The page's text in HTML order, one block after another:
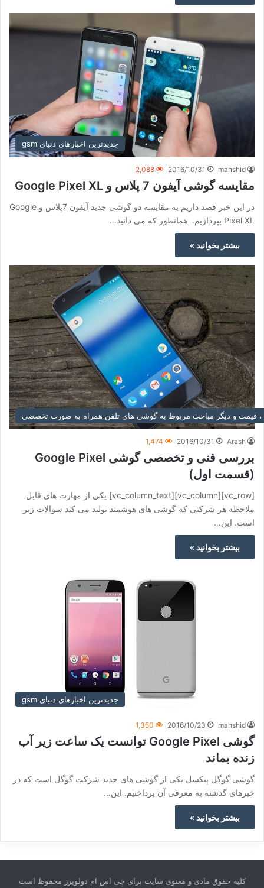
جدیدترین اخبارهای دنیای gsm
mahshid
2016/10/31
2,088
مقایسه گوشی آیفون 7 پلاس و Google Pixel XL
در این خبر قصد داریم به مقایسه دو گوشی جدید آیفون 7پلاس و Google
Pixel XL بپردازیم. همانطور که می دانید…
بیشتر بخوانید »
قیمت و دیگر مباحث مربوط به گوشی های تلفن همراه به صورت تخصصی
Arash
2016/10/31
1,474
بررسی فنی و تخصصی گوشی Google Pixel
(قسمت اول)
[vc_row][vc_column][vc_column_text] یکی از مهارت های قابل
ملاحظه هر شرکتی که گوشی های هوشمند تولید می کند سوالات زیر
است. این…
بیشتر بخوانید »
جدیدترین اخبارهای دنیای gsm
mahshid
2016/10/23
1,350
گوشی Google Pixel توانست یک ساعت زیر آب
زنده بماند
گوشی گوگل پیکسل یکی از گوشی های جدید شرکت گوگل است که در
خبرهای گذشته به معرفی آن پرداختیم. این…
بیشتر بخوانید »
کلیه حقوق مادی و معنوی سایت برای جی اس ام دولوپرز محفوظ است